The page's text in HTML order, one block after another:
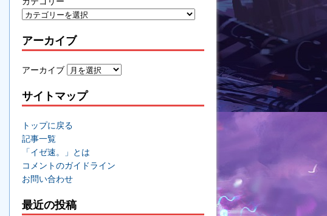
アーカイブ
アーカイブ
サイトマップ
トップに戻る
記事一覧
「イゼ速。」とは
コメントのガイドライン
お問い合わせ
最近の投稿